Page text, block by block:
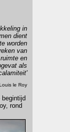
in
dient
worden
van
en
als
le Roy
begintijd
rond